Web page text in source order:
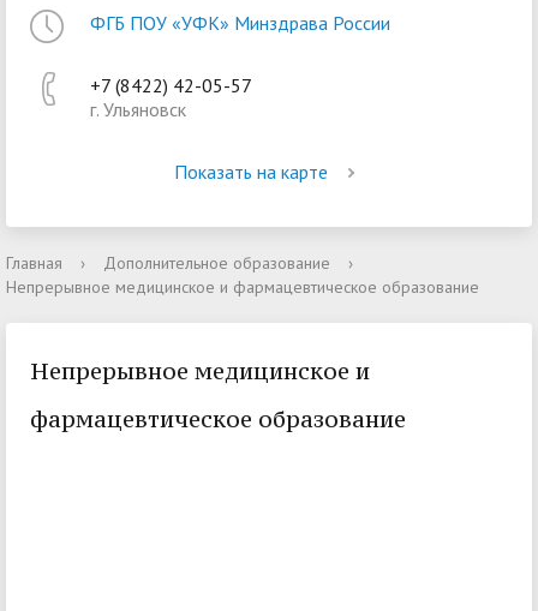
ФГБ ПОУ «УФК» Минздрава России
+7 (8422) 42-05-57
г. Ульяновск
Показать на карте
Главная › Дополнительное образование
›
Непрерывное медицинское и фармацевтическое образование
Непрерывное медицинское и
фармацевтическое образование